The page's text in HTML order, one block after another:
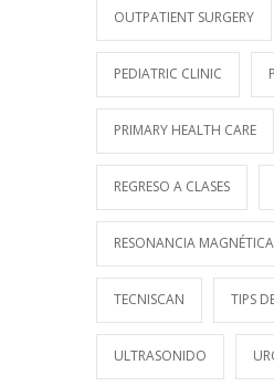
OUTPATIENT SURGERY
PEDIATRIC CLINIC
PRIMARY HEALTH CARE
REGRESO A CLASES
RESONANCIA MAGNÉTICA
TECNISCAN TIPS
ULTRASONIDO